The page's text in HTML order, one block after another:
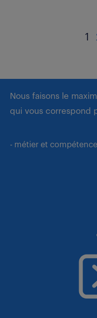
1
Nous faisons le
qui vous correspond
- métier et